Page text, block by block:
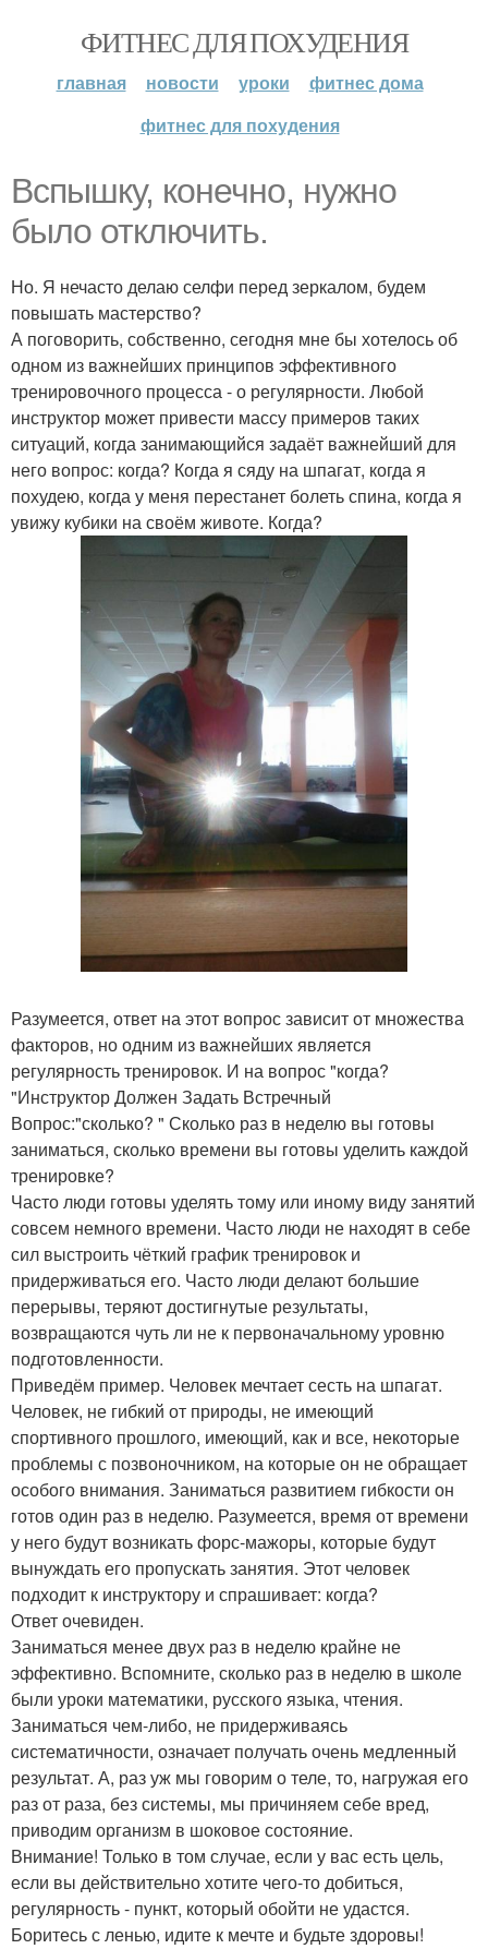
ФИТНЕС ДЛЯ ПОХУДЕНИЯ
главная новости уроки
фитнес дома
фитнес для похудения
Вспышку, конечно, нужно
было отключить.
Но. Я нечасто делаю селфи перед зеркалом, будем
повышать мастерство?
А поговорить, собственно, сегодня мне бы хотелось об
одном из важнейших принципов эффективного
тренировочного процесса - о регулярности. Любой
инструктор может привести массу примеров таких
ситуаций, когда занимающийся задаёт важнейший для
него вопрос: когда? Когда я сяду на шпагат, когда я
похудею, когда у меня перестанет болеть спина, когда я
увижу кубики на своём животе. Когда?
Разумеется, ответ на этот вопрос зависит от множества
факторов, но одним из важнейших является
регулярность тренировок. И на вопрос "когда?
"Инструктор Должен Задать Встречный
Вопрос:"сколько? " Сколько раз в неделю вы готовы
заниматься, сколько времени вы готовы уделить каждой
тренировке?
Часто люди готовы уделять тому или иному виду занятий
совсем немного времени. Часто люди не находят в себе
сил выстроить чёткий график тренировок и
придерживаться его. Часто люди делают большие
перерывы, теряют достигнутые результаты,
возвращаются чуть ли не к первоначальному уровню
подготовленности.
Приведём пример. Человек мечтает сесть на шпагат.
Человек, не гибкий от природы, не имеющий
спортивного прошлого, имеющий, как и все, некоторые
проблемы с позвоночником, на которые он не обращает
особого внимания. Заниматься развитием гибкости он
готов один раз в неделю. Разумеется, время от времени
у него будут возникать форс-мажоры, которые будут
вынуждать его пропускать занятия. Этот человек
подходит к инструктору и спрашивает: когда?
Ответ очевиден.
Заниматься менее двух раз в неделю крайне не
эффективно. Вспомните, сколько раз в неделю в школе
были уроки математики, русского языка, чтения.
Заниматься чем-либо, не придерживаясь
систематичности, означает получать очень медленный
результат. А, раз уж мы говорим о теле, то, нагружая его
раз от раза, без системы, мы причиняем себе вред,
приводим организм в шоковое состояние.
Внимание! Только в том случае, если у вас есть цель,
если вы действительно хотите чего-то добиться,
регулярность - пункт, который обойти не удастся.
Боритесь с ленью, идите к мечте и будьте здоровы!